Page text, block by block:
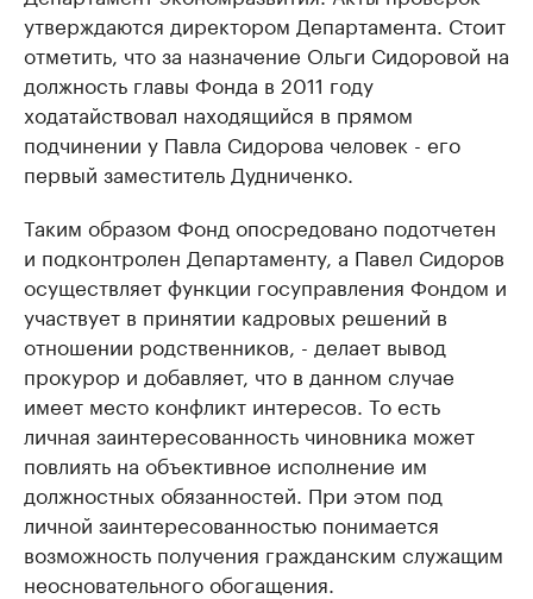
утверждаются директором Департамента. Стоит
отметить, что за назначение Ольги Сидоровой на
должность главы Фонда в 2011 году
ходатайствовал находящийся в прямом
подчинении у Павла Сидорова человек - его
первый заместитель Дудниченко.
Таким образом Фонд опосредовано подотчетен
и подконтролен Департаменту, а Павел Сидоров
осуществляет функции госуправления Фондом и
участвует в принятии кадровых решений в
отношении родственников, - делает вывод
прокурор и добавляет, что в данном случае
имеет место конфликт интересов. То есть
личная заинтересованность чиновника может
повлиять на объективное исполнение им
должностных обязанностей. При этом под
личной заинтересованностью понимается
возможность получения гражданским служащим
неосновательного обогащения.